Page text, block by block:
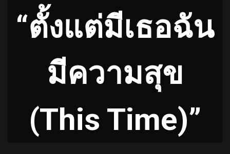
“ตั้งแต่มีเธอฉัน
มีความสุข
(This Time)”